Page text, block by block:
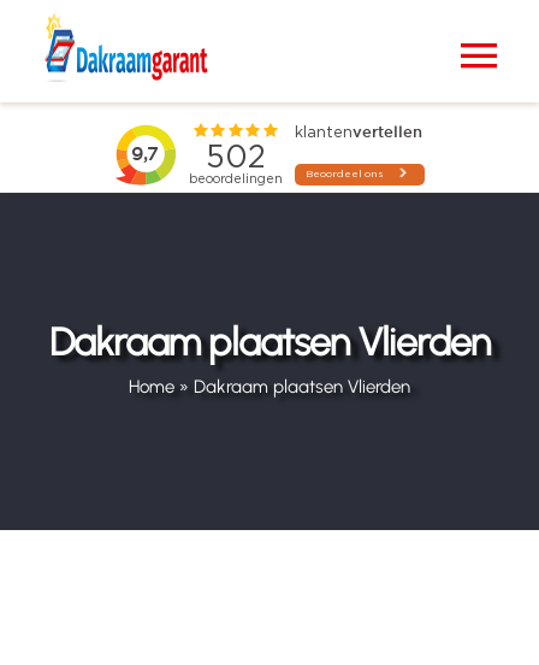
Blogs
Dakraam plaatsen Vlierden
Home » Dakraam plaatsen Vlierden